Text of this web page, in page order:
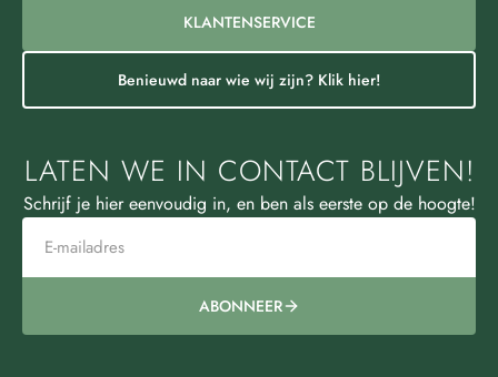
KLANTENSERVICE
Benieuwd naar wie wij zijn? Klik hier!
LATEN WE IN CONTACT BLIJVEN!
Schrijf je hier eenvoudig in, en ben als eerste op de hoogte!
ABONNEER